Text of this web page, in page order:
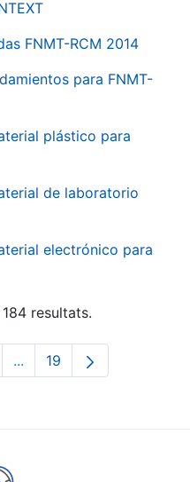
FNMT-RCM 2014
para FNMT-
plástico para
de laboratorio
electrónico para
resultats.
...Pàgines intermèdies
Pàgina
19